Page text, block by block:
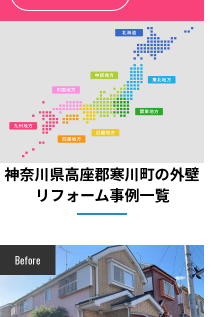
神奈川県高座郡寒川町の外壁
リフォーム事例一覧
Before